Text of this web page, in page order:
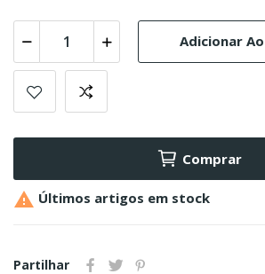
Adicionar
Comprar
 Últimos artigos em stock
Partilhar